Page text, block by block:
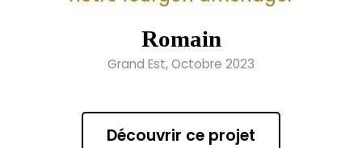
Romain
Grand Est, Octobre 2023
Découvrir ce projet